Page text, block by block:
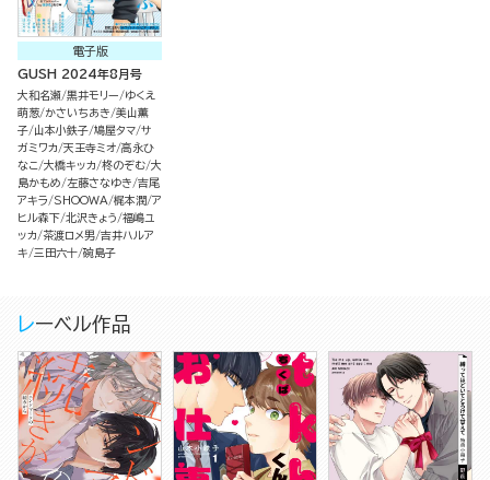
電子版
GUSH 2024年8月号
大和名瀬 黒井モリー
ゆくえ
萌葱 かさいちあき 美山薫
子 山本小鉄子 鳩屋タマ サ
ガミワカ 天王寺ミオ 高永ひ
なこ 大橋キッカ 柊のぞむ 大
島かもめ
左藤さなゆき 吉尾
アキラ
SHOOWA 梶本潤 ア
ヒル森下 北沢きょう 福嶋ユ
ッカ 茶渡ロメ男 吉井ハルア
キ 三田六十 碗島子
レーベル作品